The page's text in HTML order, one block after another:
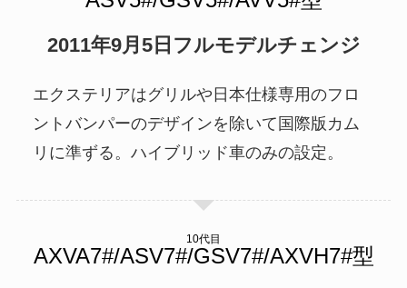
2011年9月5日フルモデルチェンジ
エクステリアはグリルや日本仕様専用のフロ
ントバンパーのデザインを除いて国際版カム
リに準ずる。ハイブリッド車のみの設定。
10代目